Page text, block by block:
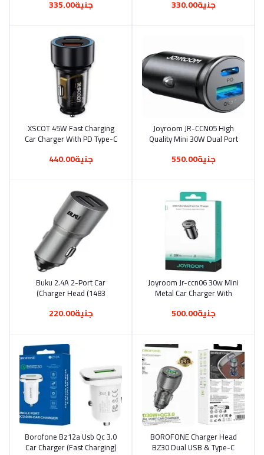
جنية330.00 جنية335.00
أضف إلى السلة
Joyroom JR-CCN05 High
Quality Mini 30W Dual Port
(1703)جنية550.00
أضف إلى السلة
XSCOT 45W Fast Charging
Car Charger With PD Type-C
311(1704)
جنية440.00
أضف إلى السلة
Joyroom Jr-ccn06 30w Mini
Metal Car Charger With
جنية500.00
أضف إلى السلة
Buku 2.4A 2-Port Car
Charger Head (1483)
جنية220.00
أضف إلى السلة
BOROFONE Charger Head
BZ30 Dual USB & Type-C
أضف إلى السلة
Borofone Bz12a Usb Qc 3.0
Car Charger (Fast Charging)